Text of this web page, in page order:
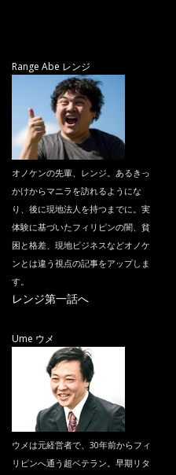
Range Abe レンジ
オノケンの先輩、レンジ。あるきっ
かけからマニラを訪れるようにな
り、後に現地法人を持つまでに。実
体験に基づいたフィリピンの闇、貧
困と格差、現地ビジネスなどオノケ
ンとは違う視点の記事をアップしま
す。
レンジ第一話へ
Ume ウメ
ウメは元経営者で、30年前からフィ
リピンへ通う超ベテラン。早期リタ